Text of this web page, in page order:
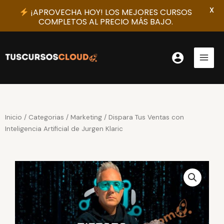
contenido
Inicio / Categorias / Marketing / Dispara Tus Ventas con
Inteligencia Artificial de Jurgen Klaric
¡APROVECHA HOY! LOS MEJORES CURSOS
COMPLETOS AL PRECIO MÁS BAJO.
X